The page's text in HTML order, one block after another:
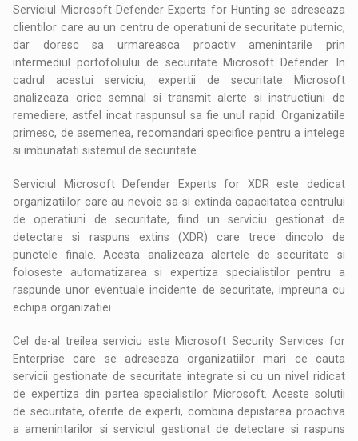
Serviciul Microsoft Defender Experts for Hunting se adreseaza
clientilor care au un centru de operatiuni de securitate puternic,
dar doresc sa urmareasca proactiv amenintarile prin
intermediul portofoliului de securitate Microsoft Defender. In
cadrul acestui serviciu, expertii de securitate Microsoft
analizeaza orice semnal si transmit alerte si instructiuni de
remediere, astfel incat raspunsul sa fie unul rapid. Organizatiile
primesc, de asemenea, recomandari specifice pentru a intelege
si imbunatati sistemul de securitate.
Serviciul Microsoft Defender Experts for XDR este dedicat
organizatiilor care au nevoie sa-si extinda capacitatea centrului
de operatiuni de securitate, fiind un serviciu gestionat de
detectare si raspuns extins (XDR) care trece dincolo de
punctele finale. Acesta analizeaza alertele de securitate si
foloseste automatizarea si expertiza specialistilor pentru a
raspunde unor eventuale incidente de securitate, impreuna cu
echipa organizatiei.
Cel de-al treilea serviciu este Microsoft Security Services for
Enterprise care se adreseaza organizatiilor mari ce cauta
servicii gestionate de securitate integrate si cu un nivel ridicat
de expertiza din partea specialistilor Microsoft. Aceste solutii
de securitate, oferite de experti, combina depistarea proactiva
a amenintarilor si serviciul gestionat de detectare si raspuns